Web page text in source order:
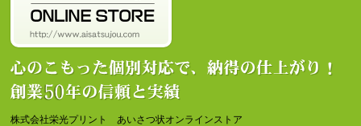
株式会社栄光プリント あいさつ状オンラインストア